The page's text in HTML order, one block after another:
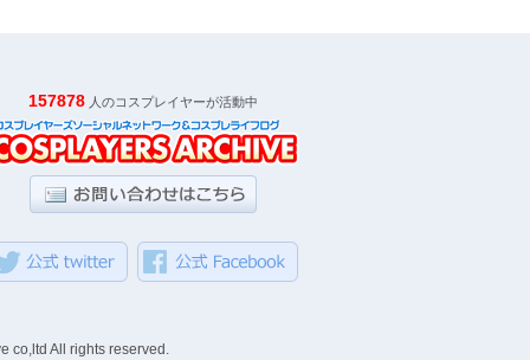
157878 人のコスプレイヤーが活動中
co,ltd All rights reserved.